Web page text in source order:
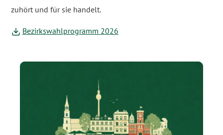
zuhört und für sie handelt.
Bezirkswahlprogramm 2026